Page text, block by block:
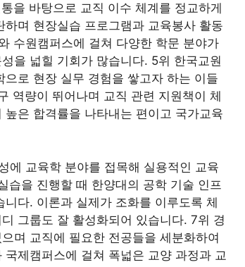
을 바탕으로 교직 이수 체계를 정교하게
며 현장실습 프로그램과 교육봉사 활동
수원캠퍼스에 걸쳐 다양한 학문 분야가
을 넓힐 기회가 많습니다. 5위 한국교원
로 현장 실무 경험을 쌓고자 하는 이들
역량이 뛰어나며 교직 관련 지원책이 체
은 합격률을 나타내는 편이고 국가교육
에 교육학 분야를 접목해 실용적인 교육
습을 진행할 때 한양대의 공학 기술 인프
다. 이론과 실제가 조화를 이루도록 체
그룹도 잘 활성화되어 있습니다. 7위 경
며 교직에 필요한 전공들을 세분화하여
제캠퍼스에 걸쳐 폭넓은 교양 과정과 교